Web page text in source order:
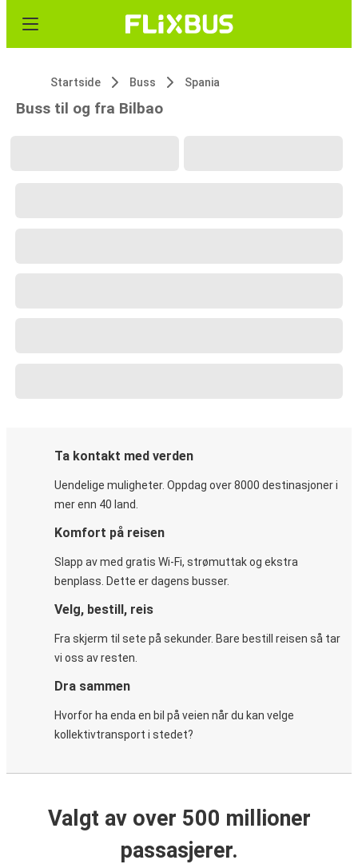
Startside Buss Spania
Buss til og fra Bilbao
Ta kontakt med verden
Uendelige muligheter. Oppdag over 8000 destinasjoner i
mer enn 40 land.
Komfort på reisen
Slapp av med gratis Wi-Fi, strømuttak og ekstra
benplass. Dette er dagens busser.
Velg, bestill, reis
Fra skjerm til sete på sekunder. Bare bestill reisen så tar
vi oss av resten.
Dra sammen
Hvorfor ha enda en bil på veien når du kan velge
kollektivtransport i stedet?
Valgt av over 500 millioner
passasjerer.